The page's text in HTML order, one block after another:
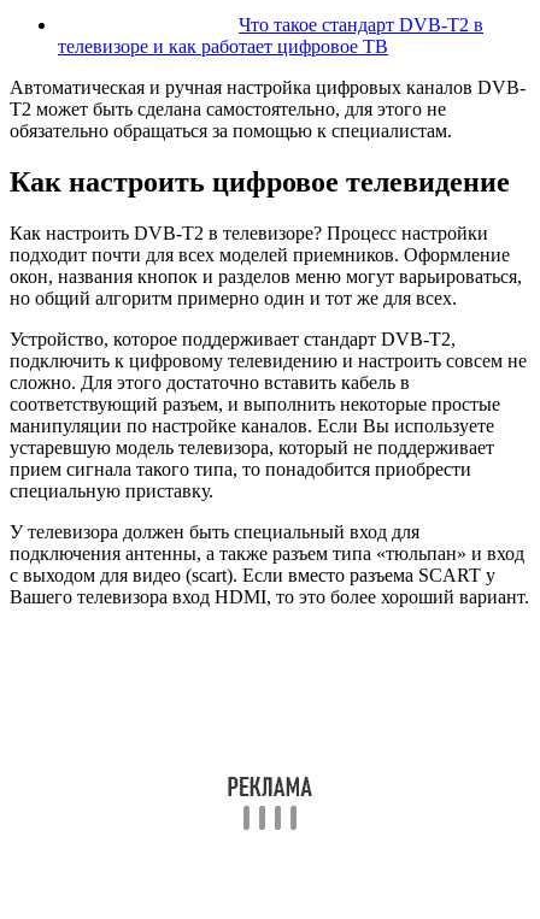
Что такое стандарт DVB-T2 в
телевизоре и как работает цифровое ТВ
Автоматическая и ручная настройка цифровых каналов DVB-
T2 может быть сделана самостоятельно, для этого не
обязательно обращаться за помощью к специалистам.
Как настроить цифровое телевидение
Как настроить DVB-T2 в телевизоре? Процесс настройки
подходит почти для всех моделей приемников. Оформление
окон, названия кнопок и разделов меню могут варьироваться,
но общий алгоритм примерно один и тот же для всех.
Устройство, которое поддерживает стандарт DVB-T2,
подключить к цифровому телевидению и настроить совсем не
сложно. Для этого достаточно вставить кабель в
соответствующий разъем, и выполнить некоторые простые
манипуляции по настройке каналов. Если Вы используете
устаревшую модель телевизора, который не поддерживает
прием сигнала такого типа, то понадобится приобрести
специальную приставку.
У телевизора должен быть специальный вход для
подключения антенны, а также разъем типа «тюльпан» и вход
с выходом для видео (scart). Если вместо разъема SCART у
Вашего телевизора вход HDMI, то это более хороший вариант.
Чаще всего для эффективной настройки телевизора
рекомендуется устанавливать уличную антенну с усилителем,
а в городских домах на 4-5 этаже можно использовать антенну